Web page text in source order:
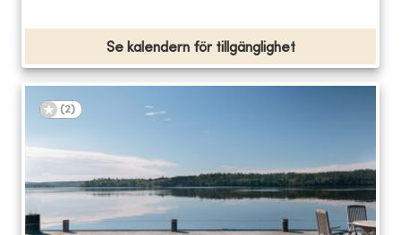
Se kalendern för tillgänglighet
(2)